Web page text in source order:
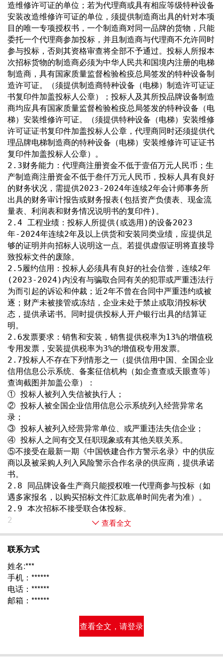
造维修许可证的单位；若为代理商或具有相应等级特种设备
安装改造维修许可证的单位，须提供制造商出具的针对本项
目的唯一专项授权书，一个制造商对同一品牌的货物，只能
委托一个代理商参加投标，并且制造商与代理商不允许同时
参与投标，否则其资格审查将全部不予通过。投标人所报本
次招标货物的制造商必须为中华人民共和国境内注册的电梯
制造商，具有国家质量监督检验检疫总局签发的特种设备制
造许可证。（须提供制造商特种设备（电梯）制造许可证证
书复印件加盖投标人公章）；投标人及其所投品牌设备制造
商均应具有国家质量监督检验检疫总局签发的特种设备（电
梯）安装维修许可证。（须提供特种设备（电梯）安装维修
许可证证书复印件加盖投标人公章，代理商同时还须提供代
理品牌电梯制造商的特种设备（电梯）安装维修许可证证书
复印件加盖投标人公章）。
2.3财务能力：代理商注册资金不低于壹佰万元人民币；生
产制造商注册资金不低于叁仟万元人民币，投标人具有良好
的财务状况，需提供2023-2024年连续2年会计师事务所
出具的财务审计报告或财务报表(包括资产负债表、现金流
量表、利润表和财务情况说明书的复印件)。
2.4 工程业绩：投标人所提供(或选用)的设备2023
年-2024年连续2年及以上供货和安装同类业绩，应提供足
够的证明并向招标人说明这一点。若提供虚假证明将直接导
致投标文件的废除。
2.5履约信用：投标人必须具有良好的社会信誉，连续2年
(2023-2024)内没有与骗取合同有关的犯罪或严重违法行
为而引起的诉讼和仲裁；近2年不曾在合同中严重违约或被
逐；财产未被接管或冻结，企业未处于禁止或取消投标状
态，提供承诺书。同时提供投标人开户银行出具的结算证
明。
2.6发票要求：销售和安装，销售提供税率为13%的增值税
专用发票，安装提供税率为3%的增值税专用发票。
2.7投标人不存在下列情形之一（提供信用中国、全国企业
信用信息公示系统、备案征信机构（如企查查或天眼查等）
查询截图并加盖公章）：
① 投标人被列入失信被执行人；
② 投标人被全国企业信用信息公示系统列入经营异常名
录；
③ 投标人被列入经营异常单位、或严重违法失信企业；
④ 投标人之间有交叉任职现象或有其他关联关系。
⑤不接受在最新一期《中国铁建合作方警示名录》中的供应
商以及被采购人列入风险警示合作名录的供应商，提供承诺
书。
2.8 同品牌设备生产商只能授权唯一代理商参与投标（如
遇多家报名，以购买招标文件汇款底单时间先者为准）。
2.9 本次招标不接受联合体投标。
2
查看全文
联系方式
姓名:***
手机：******
电话：******
邮箱：******
查看全文，请登录